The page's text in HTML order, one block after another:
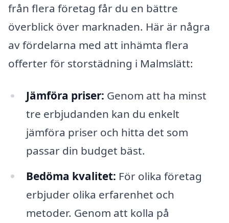
från flera företag får du en bättre
överblick över marknaden. Här är några
av fördelarna med att inhämta flera
offerter för storstädning i Malmslätt:
Jämföra priser: Genom att ha minst
tre erbjudanden kan du enkelt
jämföra priser och hitta det som
passar din budget bäst.
Bedöma kvalitet: För olika företag
erbjuder olika erfarenhet och
metoder. Genom att kolla på